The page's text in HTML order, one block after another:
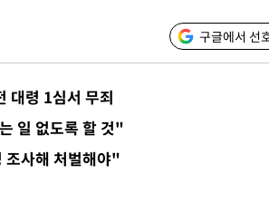
명 부상, 3명은 중
보'
부 케슘섬에서 두차
관세, 120일 후
구글에서 선
대령 1심서 무죄
일 없도록 할 것"
사해 처벌해야"